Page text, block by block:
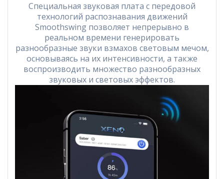
Специальная звуковая плата с передовой
технологий распознавания движений
Smoothswing позволяет непрерывно в
реальном времени генерировать
разнообразные звуки взмахов световым мечом,
основываясь на их интенсивности, а также
воспроизводить множество разнообразных
звуковых и световых эффектов.